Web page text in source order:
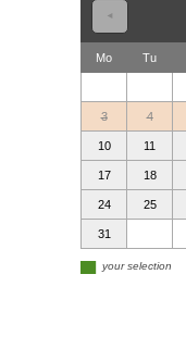
◄
Mo Tu
3 4
10 11
17 18
24 25
31
▄ your selection